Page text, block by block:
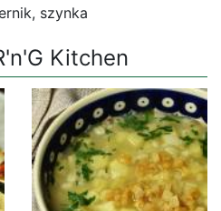
szynka
Kitchen